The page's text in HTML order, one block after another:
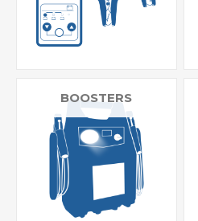
BOOSTERS